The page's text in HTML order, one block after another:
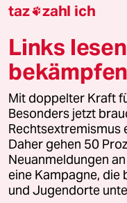
sollten. Das
Samasource
Analyse sensibler
wozu Bilder von
heuerte Menschen
posttraumatischen
und die Face­book-
verklagten.
DieEU-
Unternehmen,
taz zahl ich
Links
bekämpfen
Mit doppelter Kraft
Besonders jetzt
Rechtsextremismus
Daher gehen 50
Neuanmeldungen
eine Kampagne, die
und Jugendorte